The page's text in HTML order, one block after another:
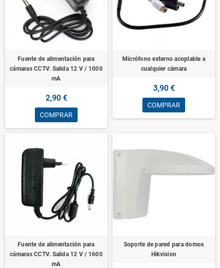
Fuente de alimentación para
cámaras CCTV. Salida 12 V / 1000
mA
2,90 €
COMPRAR
Micrófono externo acoplable a
cualquier cámara
3,90 €
COMPRAR
Fuente de alimentación para
cámaras CCTV. Salida 12 V / 1600
mA
Soporte de pared para domos
Hikvision